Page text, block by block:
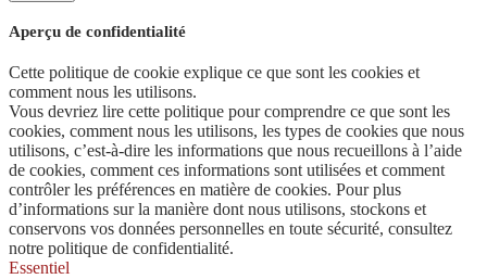
Aperçu de confidentialité
Cette politique de cookie explique ce que sont les cookies et
comment nous les utilisons.
Vous devriez lire cette politique pour comprendre ce que sont les
cookies, comment nous les utilisons, les types de cookies que nous
utilisons, c’est-à-dire les informations que nous recueillons à l’aide
de cookies, comment ces informations sont utilisées et comment
contrôler les préférences en matière de cookies. Pour plus
d’informations sur la manière dont nous utilisons, stockons et
conservons vos données personnelles en toute sécurité, consultez
notre politique de confidentialité.
Essentiel